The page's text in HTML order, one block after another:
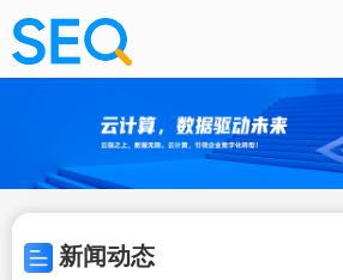
新闻动态